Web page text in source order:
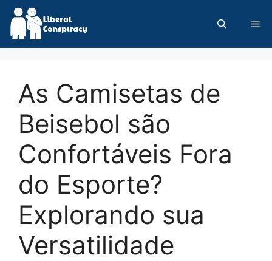
Skip
content
As Camisetas de
Beisebol são
Confortáveis Fora
do Esporte?
Explorando sua
Versatilidade